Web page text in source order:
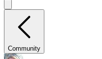
Community